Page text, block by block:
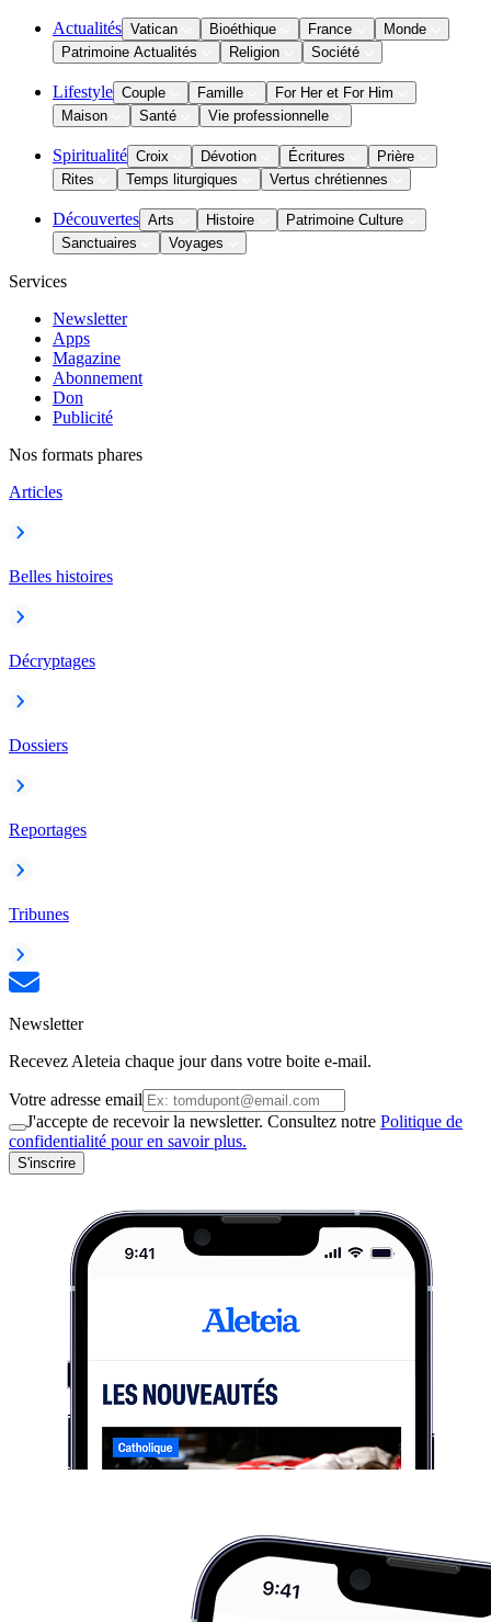
Actualités Vatican Bioéthique France
Monde
Patrimoine Actualités
Religion Société
Lifestyle Couple Famille
For Her et For Him
Maison
Santé Vie professionnelle
Spiritualité Croix Dévotion Écritures
Prière
Rites
Temps liturgiques Vertus chrétiennes
Découvertes Arts Histoire
Patrimoine Culture
Sanctuaires
Voyages
Services
Newsletter
Apps
Magazine
Abonnement
Don
Publicité
Nos formats phares
Articles
Belles histoires
Décryptages
Dossiers
Reportages
Tribunes
Newsletter
Recevez Aleteia chaque jour dans votre boite e-mail.
Votre adresse email
J'accepte de recevoir la newsletter. Consultez notre Politique de
confidentialité pour en savoir plus.
S'inscrire